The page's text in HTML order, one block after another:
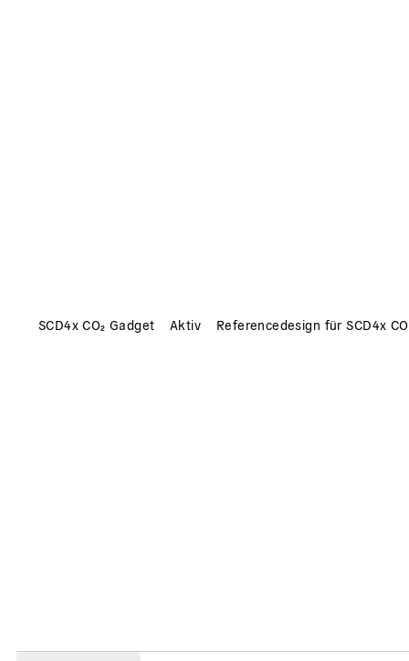
SCD4x CO₂ Gadget Aktiv Referencedesign für SCD4x